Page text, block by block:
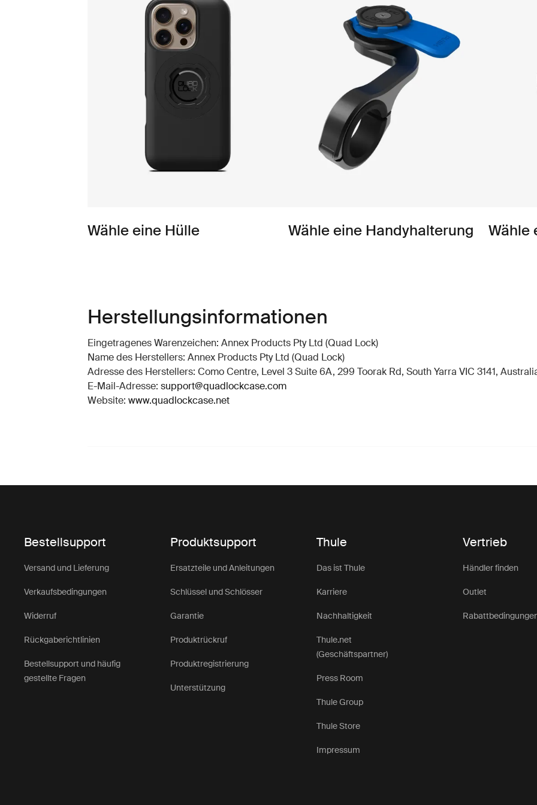
Wähle eine Hülle Wähle eine Handyhalterung Wähle
Herstellungsinformationen
Eingetragenes Warenzeichen: Annex Products Pty Ltd (Quad Lock)
Name des Herstellers: Annex Products Pty Ltd (Quad Lock)
Adresse des Herstellers: Como Centre, Level 3 Suite 6A, 299 Toorak Rd, South Yarra VIC 3141,
E-Mail-Adresse: support@quadlockcase.com
Website: www.quadlockcase.net
Bestellsupport
Versand und Lieferung
Verkaufsbedingungen
Widerruf
Rückgaberichtlinien
Bestellsupport und häufig
gestellte Fragen
Produktsupport
Ersatzteile und Anleitungen
Schlüssel und Schlösser
Garantie
Produktrückruf
Produktregistrierung
Unterstützung
Thule
Das ist Thule
Karriere
Nachhaltigkeit
Thule.net
(Geschäftspartner)
Press Room
Thule Group
Thule Store
Impressum
Vertrieb
Händler finden
Outlet